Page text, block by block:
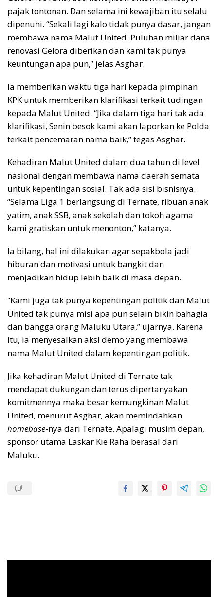
pajak tontonan. Dan selama ini kewajiban itu selalu
dipenuhi. “Sekali lagi kalo tidak punya dasar, jangan
membawa nama Malut United. Puluhan miliar dana
renovasi Gelora diberikan dan kami tak punya
keuntungan apa pun,” jelas Asghar.
Ia memberikan waktu tiga hari kepada pimpinan
KPK untuk memberikan klarifikasi terkait tudingan
kepada Malut United. “Jika dalam tiga hari tak ada
klarifikasi, Senin besok kami akan laporkan ke Polda
terkait pencemaran nama baik,” tegas Asghar.
Kehadiran Malut United dalam dua tahun di level
nasional dengan membawa nama daerah semata
untuk kepentingan sosial. Tak ada sisi bisnisnya.
“Selama Liga 1 berlangsung di Ternate, ribuan anak
yatim, anak SSB, anak sekolah dan tokoh agama
kami gratiskan untuk menonton,” katanya.
Ia bilang, hal ini dilakukan agar sepakbola jadi
hiburan dan motivasi untuk bangkit dan
menjadikan hidup lebih baik di masa depan.
“Kami juga tak punya kepentingan politik dan Malut
United tak punya misi apa pun selain bikin bahagia
dan bangga orang Maluku Utara,” ujarnya. Karena
itu, ia menyesalkan aksi demo yang membawa
nama Malut United dalam kepentingan politik.
Jika kehadiran Malut United di Ternate tak
mendapat dukungan dan terus dipertanyakan
komitmennya maka besar kemungkinan Malut
United, menurut Asghar, akan memindahkan
homebase-nya dari Ternate. Apalagi musim depan,
sponsor utama Laskar Kie Raha berasal dari
Maluku.